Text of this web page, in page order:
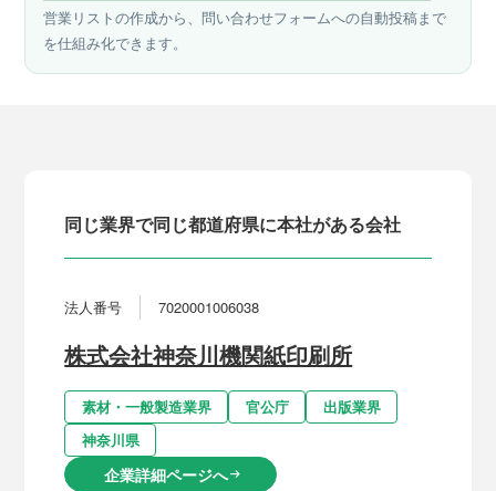
営業リストの作成から、問い合わせフォームへの自動投稿まで
を仕組み化できます。
同じ業界で同じ都道府県に本社がある会社
法人番号 7020001006038
株式会社神奈川機関紙印刷所
素材・一般製造業界 官公庁
出版業界
神奈川県
企業詳細ページへarrow_right_alt